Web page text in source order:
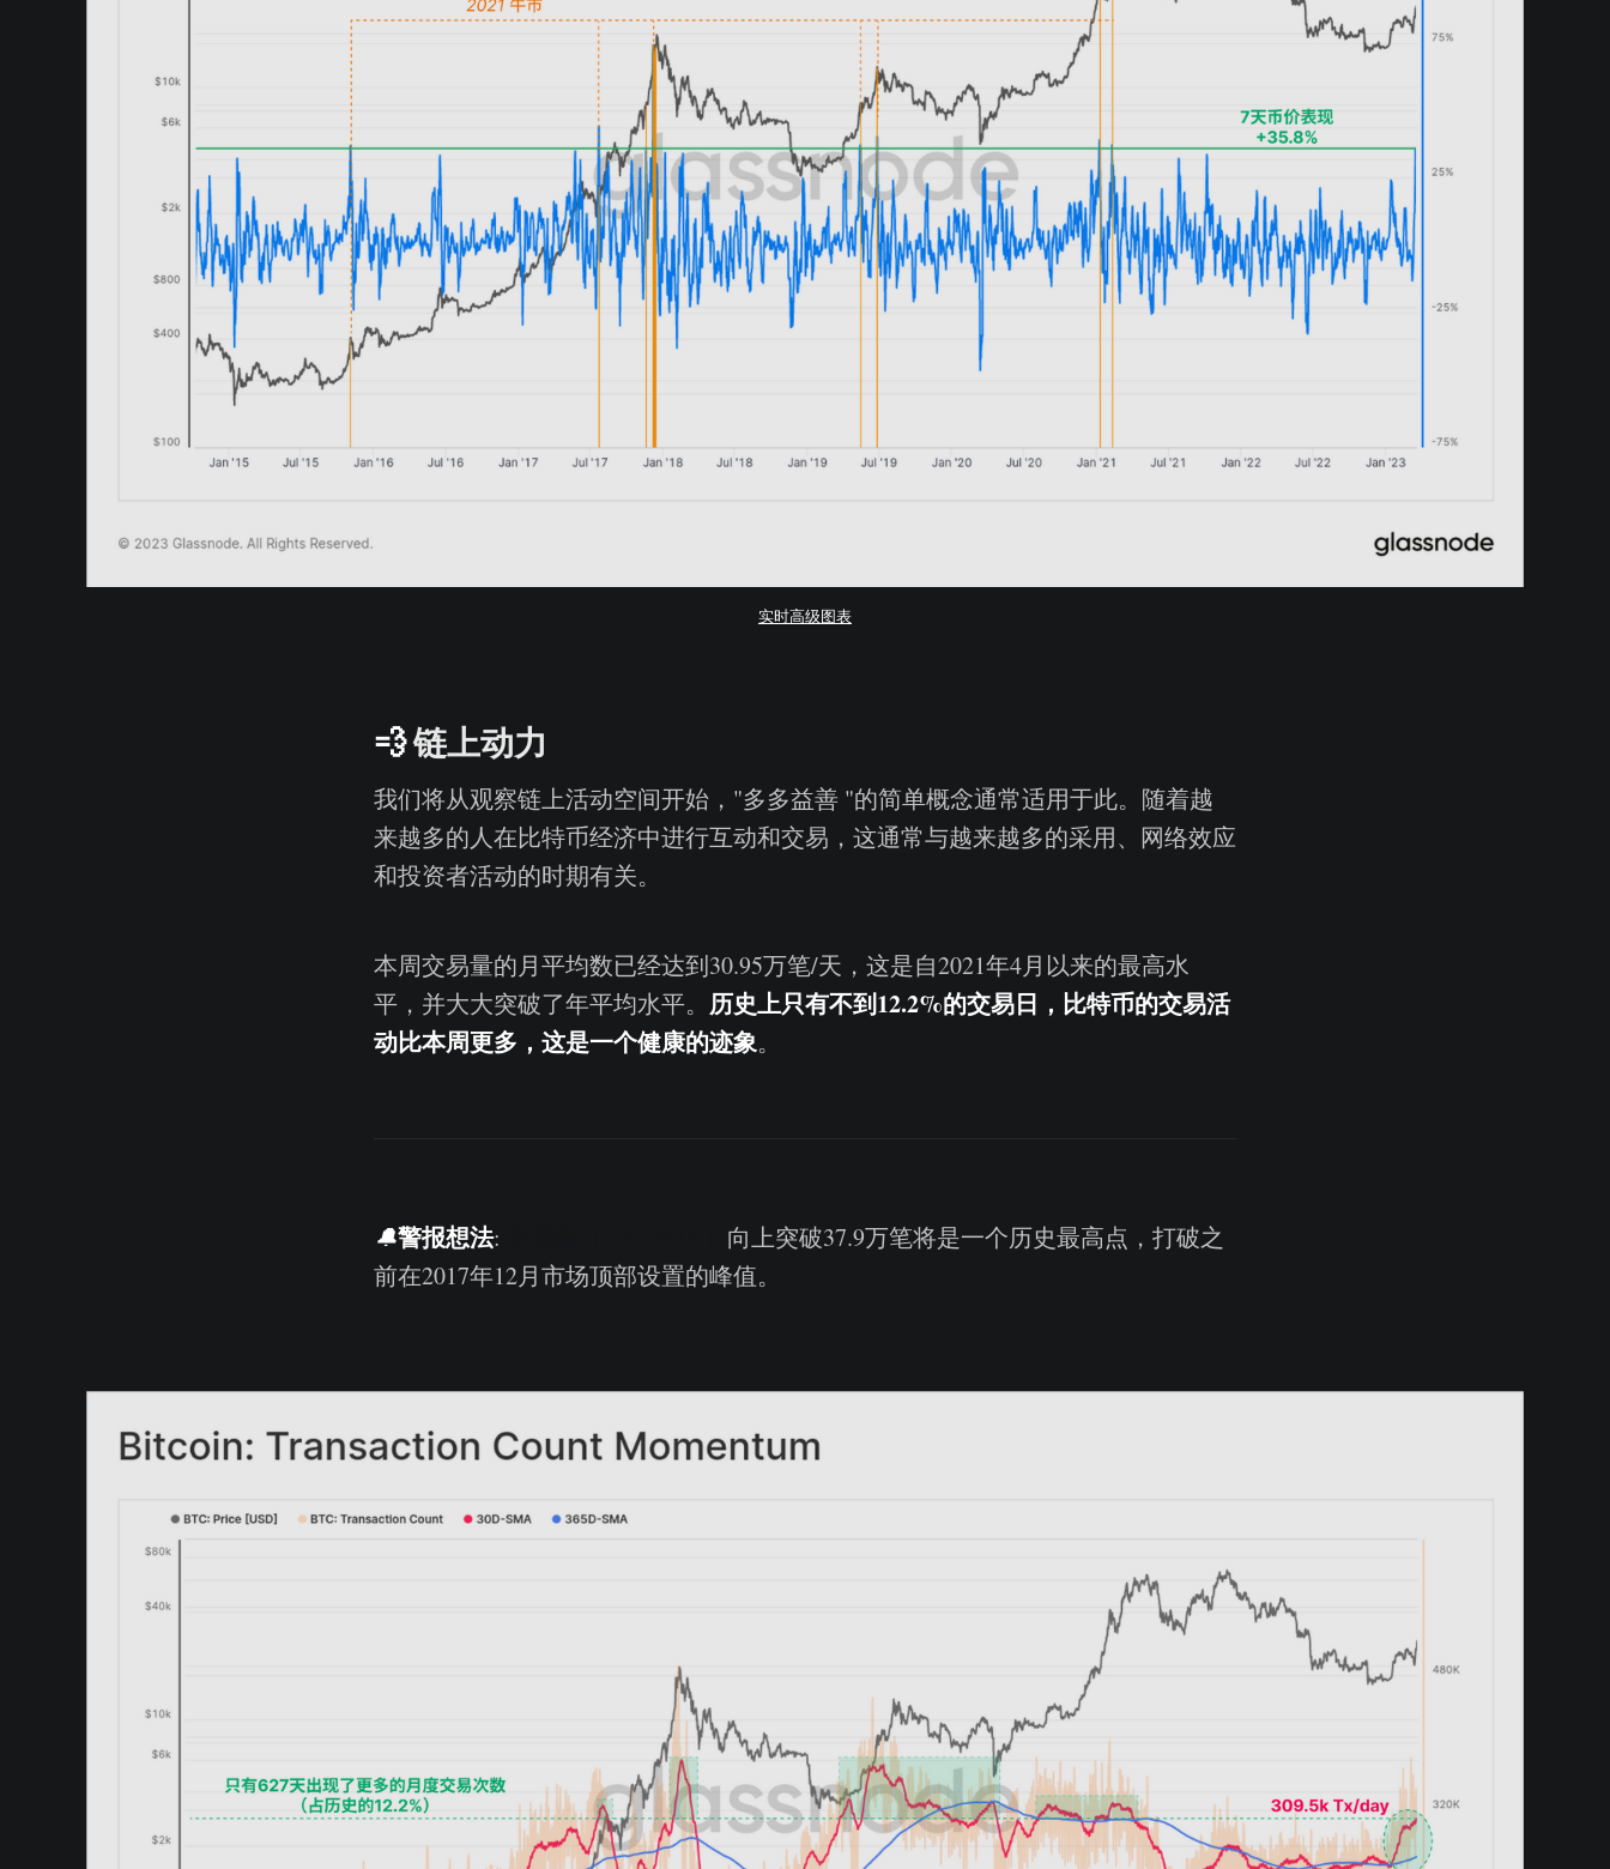
实时高级图表
💨链上动力
我们将从观察链上活动空间开始，"多多益善 "的简单概念通常适用于此。随着越
来越多的人在比特币经济中进行互动和交易，这通常与越来越多的采用、网络效应
和投资者活动的时期有关。
本周交易量的月平均数已经达到30.95万笔/天，这是自2021年4月以来的最高水
平，并大大突破了年平均水平。 历史上只有不到12.2%的交易日，比特币的交易活
动比本周更多，这是一个健康的迹象。
🔔警报想法:
向上突破37.9万笔将是一个历史最高点，打破之
前在2017年12月市场顶部设置的峰值。